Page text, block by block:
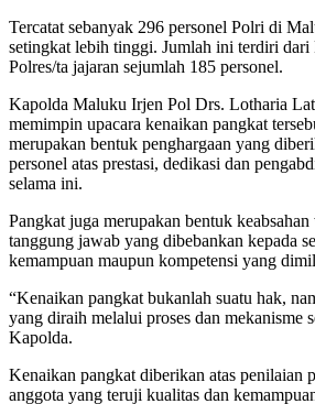
Tercatat sebanyak 296 personel Polri di
setingkat lebih tinggi. Jumlah ini terdiri dari
Polres/ta jajaran sejumlah 185 personel.
Kapolda Maluku Irjen Pol Drs. Lotharia
memimpin upacara kenaikan pangkat
merupakan bentuk penghargaan yang
personel atas prestasi, dedikasi dan
selama ini.
Pangkat juga merupakan bentuk
tanggung jawab yang dibebankan kepada
kemampuan maupun kompetensi yang
“Kenaikan pangkat bukanlah suatu hak,
yang diraih melalui proses dan mekanisme
Kapolda.
Kenaikan pangkat diberikan atas penilaian
anggota yang teruji kualitas dan